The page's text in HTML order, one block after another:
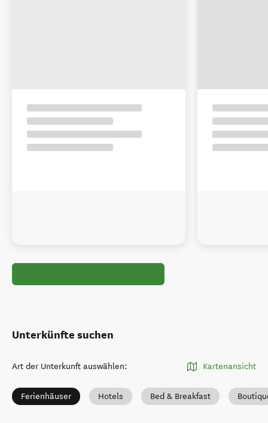
Unterkünfte suchen
Art der Unterkunft auswählen: Kartenansicht
Ferienhäuser Hotels Bed & Breakfast